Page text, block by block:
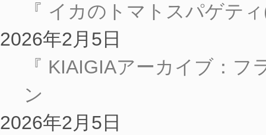
『 イカのトマトスパゲテ
2026年2月5日
『 KIAIGIAアーカイブ：
ン
2026年2月5日